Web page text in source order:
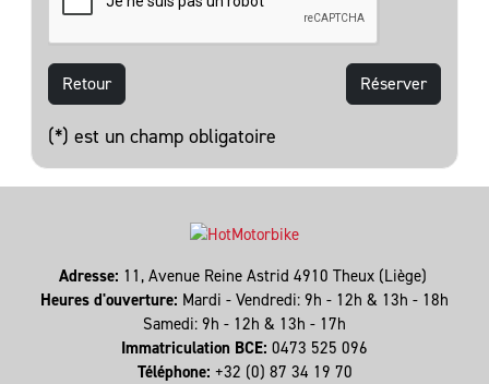
Retour
(*) est un champ obligatoire
Adresse: 11, Avenue Reine Astrid 4910 Theux (Liège)
Heures d'ouverture: Mardi - Vendredi: 9h - 12h & 13h - 18h
Samedi: 9h - 12h & 13h - 17h
Immatriculation BCE: 0473 525 096
Téléphone: +32 (0) 87 34 19 70